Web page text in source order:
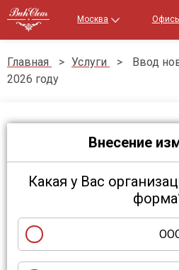
Москва
Главная > Услуги >
Ввод
2026 году
Внесение
Какая у Вас